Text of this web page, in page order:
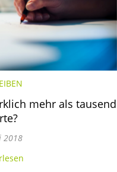
mehr als tausend
2018